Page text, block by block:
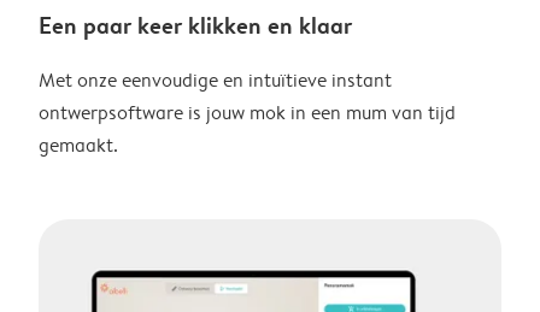
Een paar keer klikken en klaar
Met onze eenvoudige en intuïtieve instant
ontwerpsoftware is jouw mok in een mum van tijd
gemaakt.